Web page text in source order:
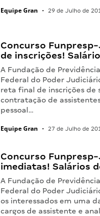
Equipe Gran • 29 de Julho de
Concurso
de inscrições!
A Fundação de
Federal do Poder
reta final de inscrições de
contratação de
pessoal…
Equipe Gran • 27 de Julho de
Concurso
imediatas! Salários
A Fundação de
Federal do Poder
os interessados em uma
cargos de assistente e